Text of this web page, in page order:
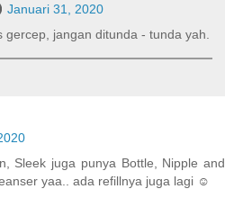
Januari 31, 2020
gercep, jangan ditunda - tunda yah.
Sleek juga punya Bottle, Nipple and
yaa.. ada refillnya juga lagi ☺️